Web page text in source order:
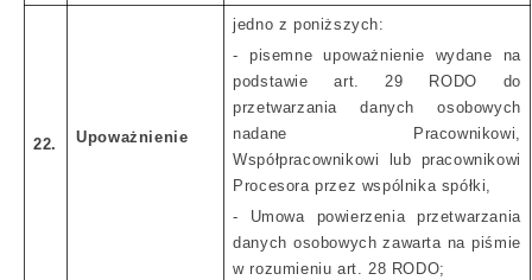
22. Upoważnienie
jedno z poniższych:
- pisemne upoważnienie wydane na
podstawie art. 29 RODO do
przetwarzania danych osobowych
nadane Pracownikowi,
Współpracownikowi lub pracownikowi
Procesora przez wspólnika spółki,
- Umowa powierzenia przetwarzania
danych osobowych zawarta na piśmie
w rozumieniu art. 28 RODO;